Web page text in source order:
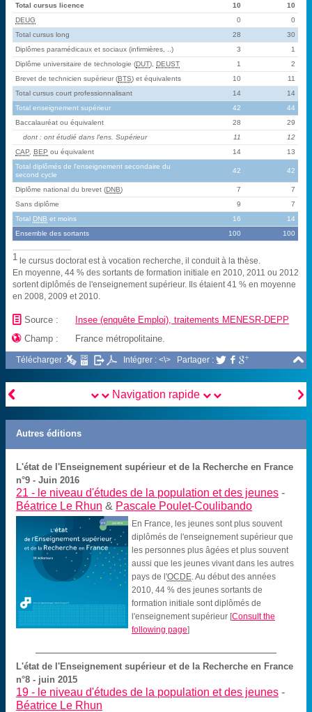
Total cursus licence
10
10
DEUG
0
0
Total cursus long
28
30
Diplômes paramédicaux et sociaux (infirmières, ..)
3
1
Diplôme universitaire de technologie (DUT),DEUST 1
2
Brevet de technicien supérieur (BTS) et équivalents 10
11
Total cursus court professionnalisant
14
14
Total enseignement supérieur
42
44
Baccalauréat ou équivalent
28
29
dont : ont étudié dans l'ens. Supérieur
11
12
CAP ,BEP ou équivalent 14
13
Total diplômés de l'enseignement secondaire du
second cycle
42 42
Diplôme national du brevet (DNB) 7
7
Sans diplôme
9
7
Total DNB et moins 16
14
Ensemble des sortants
100 100
1 le cursus doctorat est à vocation recherche, il conduit à la thèse.
En moyenne, 44 % des sortants de formation initiale en 2010, 2011 ou 2012
sortent diplômés de l'enseignement supérieur. Ils étaient 41 % en moyenne
en 2008, 2009 et 2010.
📄 Source : Insee (enquête Emploi), traitements MENESR-DEPP
 Champ : France métropolitaine.

Télécharger : Intégrer : <\> Partager :   
 
Navigation rapide
Autres éditions
L'état de l'Enseignement supérieur et de la Recherche en France
n°9 - Juin 2016
21 - le niveau d'études de la population et des jeunes -
Béatrice Le Rhun & Pascale Poulet-Coulibando
En France, les jeunes sont plus souvent
diplômés de l'enseignement supérieur que
les personnes plus âgées et plus souvent
aussi que les jeunes vivant dans les autres
pays de l'OCDE. Au début des années
2010, 44 % des jeunes sortants de
formation initiale sont diplômés de
l'enseignement supérieur [Consult the
following page]
L'état de l'Enseignement supérieur et de la Recherche en France
n°8 - juin 2015
19 - le niveau d'études de la population et des jeunes -
Béatrice Le Rhun